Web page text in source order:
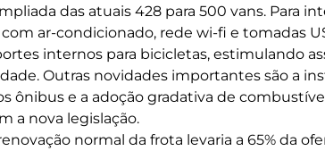
das atuais 428 para 500 vans. Para
ar-condicionado, rede wi-fi e tomadas
internos para bicicletas, estimulando
Outras novidades importantes são a
ônibus e a adoção gradativa de
a nova legislação.
normal da frota levaria a 65% da